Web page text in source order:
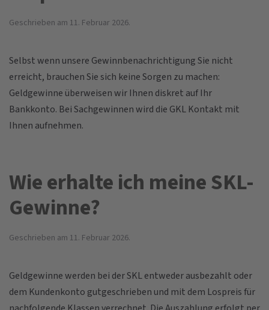
Geschrieben am 11. Februar 2026.
Selbst wenn unsere Gewinnbenachrichtigung Sie nicht
erreicht, brauchen Sie sich keine Sorgen zu machen:
Geldgewinne überweisen wir Ihnen diskret auf Ihr
Bankkonto. Bei Sachgewinnen wird die GKL Kontakt mit
Ihnen aufnehmen.
Wie erhalte ich meine SKL-
Gewinne?
Geschrieben am 11. Februar 2026.
Geldgewinne werden bei der SKL entweder ausbezahlt oder
dem Kundenkonto gutgeschrieben und mit dem Lospreis für